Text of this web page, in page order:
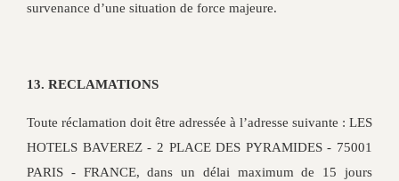
survenance d’une situation de force majeure.
13. RECLAMATIONS
Toute réclamation doit être adressée à l’adresse suivante : LES
HOTELS BAVEREZ - 2 PLACE DES PYRAMIDES - 75001
PARIS - FRANCE, dans un délai maximum de 15 jours